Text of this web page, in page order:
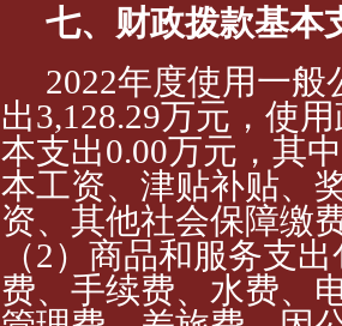
七、财政拨款基本
2022年度使用一
出3,128.29万元，使
本支出0.00万元，其
本工资、津贴补贴、
资、其他社会保障缴
（2）商品和服务支
费、手续费、水费、